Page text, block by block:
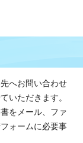
へお問い合わせ
いただきます。
をメール、ファ
ォームに必要事